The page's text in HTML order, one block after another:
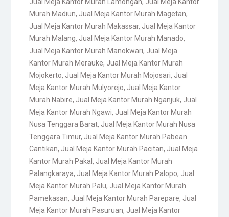
Murah Madiun, Jual Meja Kantor Murah Magetan,
Jual Meja Kantor Murah Makassar, Jual Meja Kantor
Murah Malang, Jual Meja Kantor Murah Manado,
Jual Meja Kantor Murah Manokwari, Jual Meja
Kantor Murah Merauke, Jual Meja Kantor Murah
Mojokerto, Jual Meja Kantor Murah Mojosari, Jual
Meja Kantor Murah Mulyorejo, Jual Meja Kantor
Murah Nabire, Jual Meja Kantor Murah Nganjuk, Jual
Meja Kantor Murah Ngawi, Jual Meja Kantor Murah
Nusa Tenggara Barat, Jual Meja Kantor Murah Nusa
Tenggara Timur, Jual Meja Kantor Murah Pabean
Cantikan, Jual Meja Kantor Murah Pacitan, Jual Meja
Kantor Murah Pakal , Jual Meja Kantor Murah
Palangkaraya, Jual Meja Kantor Murah Palopo, Jual
Meja Kantor Murah Palu, Jual Meja Kantor Murah
Pamekasan, Jual Meja Kantor Murah Parepare, Jual
Meja Kantor Murah Pasuruan, Jual Meja Kantor